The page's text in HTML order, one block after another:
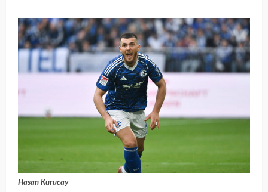
Hasan Kurucay